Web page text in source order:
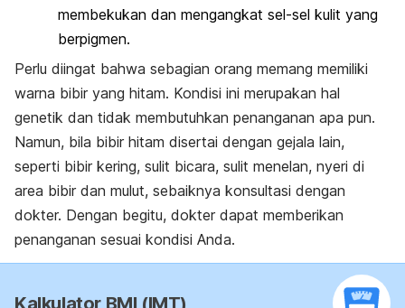
membekukan dan mengangkat sel-sel kulit yang
berpigmen.
Perlu diingat bahwa sebagian orang memang memiliki
warna bibir yang hitam. Kondisi ini merupakan hal
genetik dan tidak membutuhkan penanganan apa pun.
Namun, bila bibir hitam disertai dengan gejala lain,
seperti bibir kering, sulit bicara, sulit menelan, nyeri di
area bibir dan mulut, sebaiknya konsultasi dengan
dokter. Dengan begitu, dokter dapat memberikan
penanganan sesuai kondisi Anda.